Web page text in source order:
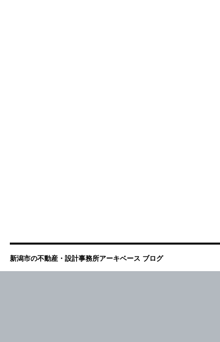
新潟市の不動産・設計事務所アーキベース ブログ